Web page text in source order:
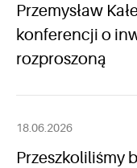
Przemysław
konferencji o
rozproszoną
18.06.2026
Przeszkoliliśmy